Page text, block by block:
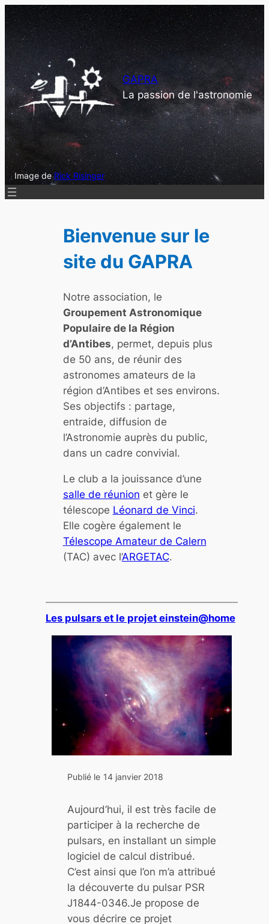
Aller
au
contenu
GAPRA
La passion de l'astronomie
Image deRick Risinger
Bienvenue sur le
site du GAPRA
Notre association, le
Groupement Astronomique
Populaire de la Région
d’Antibes, permet, depuis plus
de 50 ans, de réunir des
astronomes amateurs de la
région d’Antibes et ses environs.
Ses objectifs : partage,
entraide, diffusion de
l’Astronomie auprès du public,
dans un cadre convivial.
Le club a la jouissance d’une
salle de réunion et gère le
télescope Léonard de Vinci.
Elle cogère également le
Télescope Amateur de Calern
(TAC) avec l’ARGETAC.
Les pulsars et le projet einstein@home
Publié le 14 janvier 2018
Aujourd’hui, il est très facile de
participer à la recherche de
pulsars, en installant un simple
logiciel de calcul distribué.
C’est ainsi que l’on m’a attribué
la découverte du pulsar PSR
J1844-0346.Je propose de
vous décrire ce projet